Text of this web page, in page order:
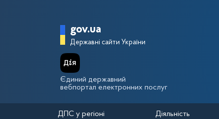
Головна сторінка
gov.ua
Державні сайти України
Єдиний державний
вебпортал електронних послуг
ДПС у регіоні Діяльність